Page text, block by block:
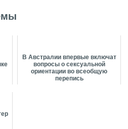
В Австралии впервые включат
вопросы о сексуальной
ориентации во всеобщую
перепись